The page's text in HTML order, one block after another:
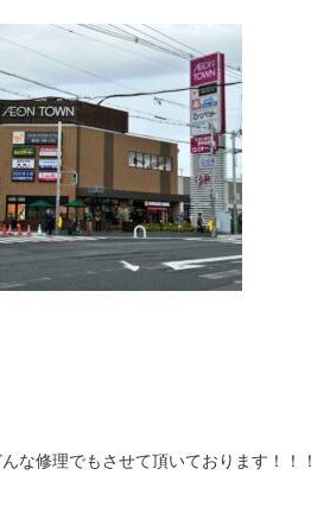
な修理でもさせて頂いております！！！